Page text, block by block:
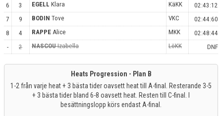
6
3 EGELL Klara KäKK
02:43:12
7
9 BODIN Tove VKC
02:44:60
8
4 RAPPE Alice MKK
02:48:44
-
2 NASCOU Izabella LöKK DNF
Heats Progression - Plan B
1-2 från varje heat + 3 bästa tider oavsett heat till A-final. Resterande 3-5
+ 3 bästa tider bland 6-8 oavsett heat. Resten till C-final. I
besättningslopp körs endast A-final.